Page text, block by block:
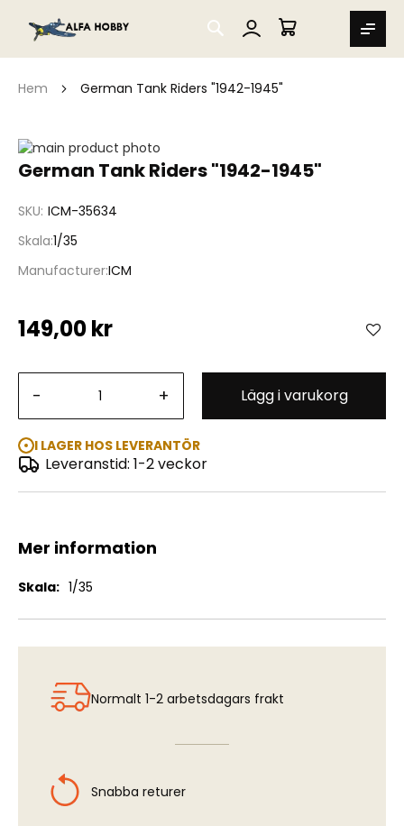
SEARCH
MIN VARUKORG
Hem German Tank Riders "1942-1945"
German Tank Riders "1942-1945"
SKU ICM-35634
Skala 1/35
ManufacturerICM
149,00 kr
- + Lägg i varukorg
I LAGER HOS LEVERANTÖR
Leveranstid: 1-2 veckor
Hoppa
till
bildgalleriet
German Tank Riders "1942-1945"
Hoppa
av
bildgalleriet
Mer information
Mer
1/35
Normalt 1-2 arbetsdagars frakt
Snabba returer